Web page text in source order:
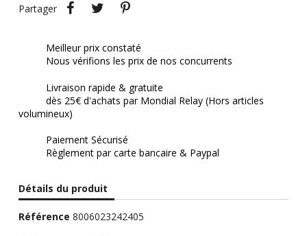
Partager
Meilleur prix constaté
Nous vérifions les prix de nos concurrents
Livraison rapide & gratuite
dès 25€ d'achats par Mondial Relay (Hors articles
volumineux)
Paiement Sécurisé
Règlement par carte bancaire & Paypal
Détails du produit
Référence 8006023242405